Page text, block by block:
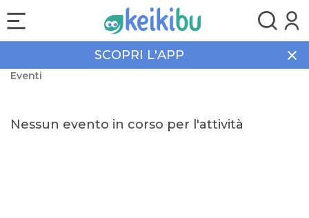
SCOPRI L'APP
Tempo libero
Compagnia Carnevale
Eventi
Nessun evento in corso per l'attività